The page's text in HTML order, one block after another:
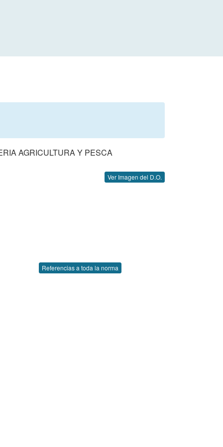
AGRICULTURA Y PESCA
Ver Imagen del D.O.
Referencias a toda la norma